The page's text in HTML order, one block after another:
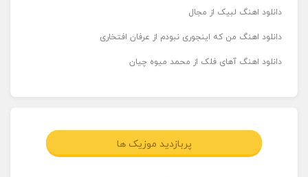
دانلود اهنگ لبیک از مجال
دانلود اهنگ من که اینجوری نبودم از عرفان افتخاری
دانلود اهنگ آهای فلک از محمد میوه چیان
پربازدید موزیک ها